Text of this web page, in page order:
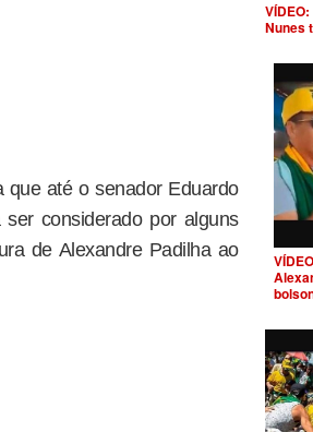
até o senador Eduardo
considerado por alguns
de Alexandre Padilha ao
Nunes